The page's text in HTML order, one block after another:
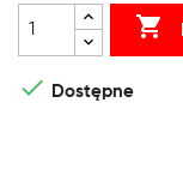

 Dostępne